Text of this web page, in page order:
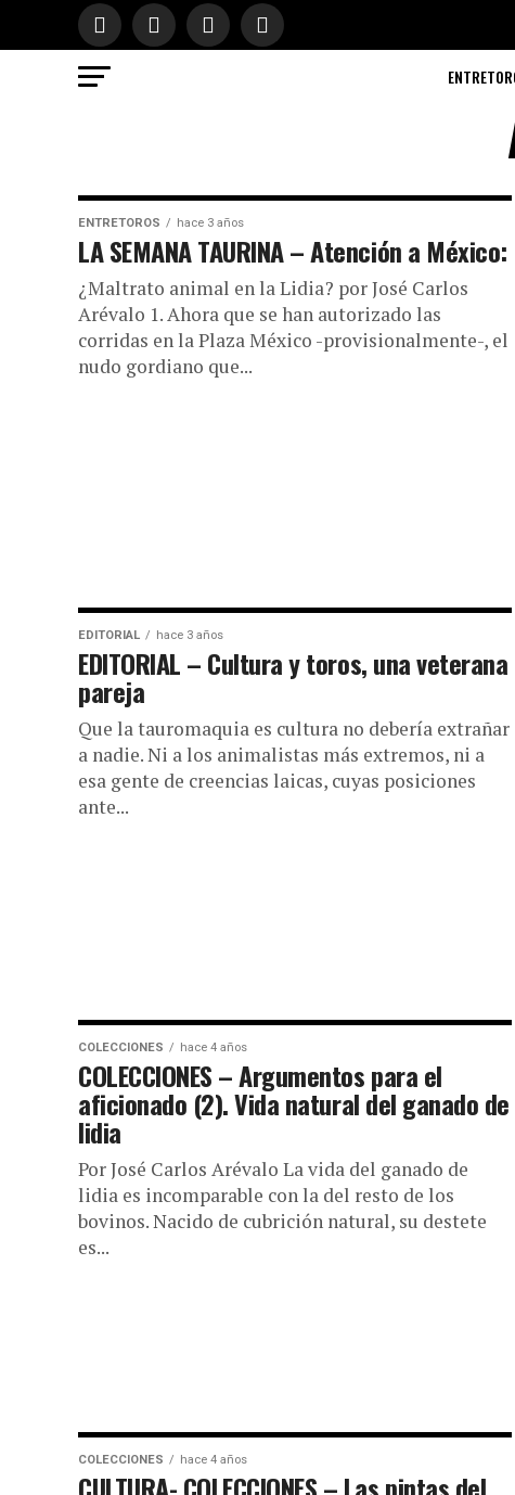
ENTRETOROS hace 3 años
LA SEMANA TAURINA – Atención a México:
¿Maltrato animal en la Lidia? por José Carlos
Arévalo 1. Ahora que se han autorizado las
corridas en la Plaza México -provisionalmente-, el
nudo gordiano que...
EDITORIAL hace 3 años
EDITORIAL – Cultura y toros, una veterana
pareja
Que la tauromaquia es cultura no debería extrañar
a nadie. Ni a los animalistas más extremos, ni a
esa gente de creencias laicas, cuyas posiciones
ante...
COLECCIONES hace 4 años
COLECCIONES – Argumentos para el
aficionado (2). Vida natural del ganado de
lidia
Por José Carlos Arévalo La vida del ganado de
lidia es incomparable con la del resto de los
bovinos. Nacido de cubrición natural, su destete
es...
COLECCIONES hace 4 años